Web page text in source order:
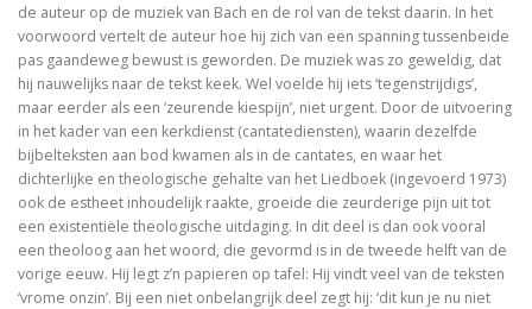
I judge no one. A political life of Jesus
De evolutie van De Bijbel
On Time, Punctuality, and Discipline in Early
Bach, muziek als een wenk uit de hemel
Kierkegaard’s Muse. The mystery of Regine Olson
De Bijbel in de Lage Landen
de auteur op de muziek van Bach en de rol van de tekst daarin. In het
voorwoord vertelt de auteur hoe hij zich van een spanning tussenbeide
pas gaandeweg bewust is geworden. De muziek was zo geweldig, dat
hij nauwelijks naar de tekst keek. Wel voelde hij iets ‘tegenstrijdigs’,
maar eerder als een ‘zeurende kiespijn’, niet urgent. Door de uitvoering
in het kader van een kerkdienst (cantatediensten), waarin dezelfde
bijbelteksten aan bod kwamen als in de cantates, en waar het
dichterlijke en theologische gehalte van het Liedboek (ingevoerd 1973)
ook de estheet inhoudelijk raakte, groeide die zeurderige pijn uit tot
een existentiële theologische uitdaging. In dit deel is dan ook vooral
een theoloog aan het woord, die gevormd is in de tweede helft van de
vorige eeuw. Hij legt z’n papieren op tafel: Hij vindt veel van de teksten
‘vrome onzin’. Bij een niet onbelangrijk deel zegt hij: ‘dit kun je nu niet